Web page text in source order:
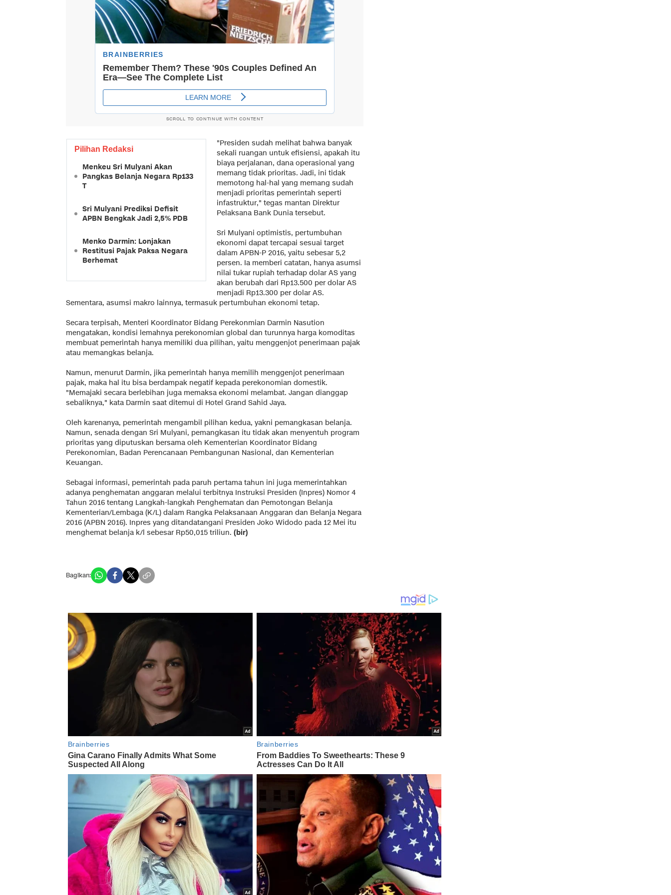
SCROLL TO CONTINUE WITH CONTENT
Pilihan Redaksi
Menkeu Sri Mulyani Akan
Pangkas Belanja Negara Rp133
T
Sri Mulyani Prediksi Defisit
APBN Bengkak Jadi 2,5% PDB
Menko Darmin: Lonjakan
Restitusi Pajak Paksa Negara
Berhemat
"Presiden sudah melihat bahwa banyak
sekali ruangan untuk efisiensi, apakah itu
biaya perjalanan, dana operasional yang
memang tidak prioritas. Jadi, ini tidak
memotong hal-hal yang memang sudah
menjadi prioritas pemerintah seperti
infastruktur," tegas mantan Direktur
Pelaksana Bank Dunia tersebut.
Sri Mulyani optimistis, pertumbuhan
ekonomi dapat tercapai sesuai target
dalam APBN-P 2016, yaitu sebesar 5,2
persen. Ia memberi catatan, hanya asumsi
nilai tukar rupiah terhadap dolar AS yang
akan berubah dari Rp13.500 per dolar AS
menjadi Rp13.300 per dolar AS.
Sementara, asumsi makro lainnya, termasuk pertumbuhan ekonomi tetap.
Secara terpisah, Menteri Koordinator Bidang Perekonmian Darmin Nasution
mengatakan, kondisi lemahnya perekonomian global dan turunnya harga komoditas
membuat pemerintah hanya memiliki dua pilihan, yaitu menggenjot penerimaan pajak
atau memangkas belanja.
Namun, menurut Darmin, jika pemerintah hanya memilih menggenjot penerimaan
pajak, maka hal itu bisa berdampak negatif kepada perekonomian domestik.
"Memajaki secara berlebihan juga memaksa ekonomi melambat. Jangan dianggap
sebaliknya," kata Darmin saat ditemui di Hotel Grand Sahid Jaya.
Oleh karenanya, pemerintah mengambil pilihan kedua, yakni pemangkasan belanja.
Namun, senada dengan Sri Mulyani, pemangkasan itu tidak akan menyentuh program
prioritas yang diputuskan bersama oleh Kementerian Koordinator Bidang
Perekonomian, Badan Perencanaan Pembangunan Nasional, dan Kementerian
Keuangan.
Sebagai informasi, pemerintah pada paruh pertama tahun ini juga memerintahkan
adanya penghematan anggaran melalui terbitnya Instruksi Presiden (Inpres) Nomor 4
Tahun 2016 tentang Langkah-langkah Penghematan dan Pemotongan Belanja
Kementerian/Lembaga (K/L) dalam Rangka Pelaksanaan Anggaran dan Belanja Negara
2016 (APBN 2016). Inpres yang ditandatangani Presiden Joko Widodo pada 12 Mei itu
menghemat belanja k/l sebesar Rp50,015 triliun. (bir)
Bagikan: